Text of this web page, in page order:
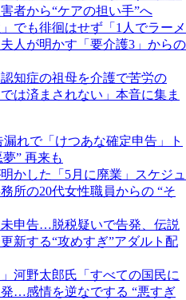
者から“ケアの担い手”へ
でも徘徊はせず「1人でラーメ
人が明かす「要介護3」からの
知症の祖母を介護で苦労の
は済まされない」本音に集ま
れで「けつあな確定申告」ト
” 再来も
かした「5月に廃業」スケジュ
所の20代女性職員からの “そ
申告…脱税疑いで告発、伝説
新する“攻めすぎ”アダルト配
河野太郎氏「すべての国民に
…感情を逆なでする “悪すぎ